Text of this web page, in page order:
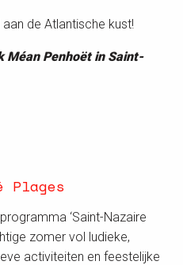
aan de Atlantische kust!
Méan Penhoët in Saint-
Plages
‘Saint-Nazaire
zomer vol ludieke,
activiteiten en feestelijke